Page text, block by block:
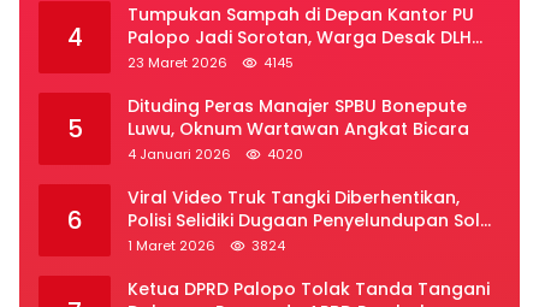
4
Tumpukan Sampah di Depan Kantor PU
Palopo Jadi Sorotan, Warga Desak DLH
Segera Bertindak
23 Maret 2026 4145
5
Dituding Peras Manajer SPBU Bonepute
Luwu, Oknum Wartawan Angkat Bicara
4 Januari 2026 4020
6
Viral Video Truk Tangki Diberhentikan,
Polisi Selidiki Dugaan Penyelundupan Solar
Subsidi di Palopo
1 Maret 2026 3824
Ketua DPRD Palopo Tolak Tanda Tangani